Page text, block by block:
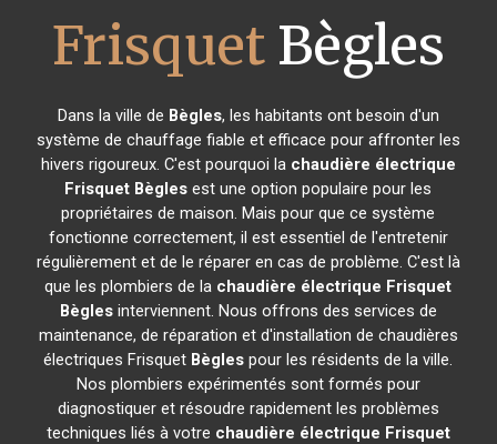
FrisquetBègles
Dans la ville de Bègles, les habitants ont besoin d'un
système de chauffage fiable et efficace pour affronter les
hivers rigoureux. C'est pourquoi la chaudière électrique
Frisquet Bègles est une option populaire pour les
propriétaires de maison. Mais pour que ce système
fonctionne correctement, il est essentiel de l'entretenir
régulièrement et de le réparer en cas de problème. C'est là
que les plombiers de la chaudière électrique Frisquet
Bèglesinterviennent. Nous offrons des services de
maintenance, de réparation et d'installation de chaudières
électriques Frisquet Bègles pour les résidents de la ville.
Nos plombiers expérimentés sont formés pour
diagnostiquer et résoudre rapidement les problèmes
techniques liés à votre chaudière électrique Frisquet